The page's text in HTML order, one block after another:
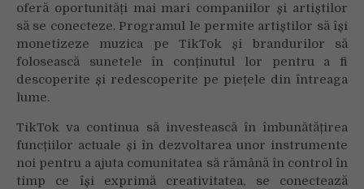
oferă oportunități mai mari companiilor și artiștilor
să se conecteze. Programul le permite artiștilor să își
monetizeze muzica pe TikTok și brandurilor să
folosească sunetele în conținutul lor pentru a fi
descoperite și redescoperite pe piețele din întreaga
lume.
TikTok va continua să investească în îmbunătățirea
funcțiilor actuale și în dezvoltarea unor instrumente
noi pentru a ajuta comunitatea să rămână în control în
timp ce își exprimă creativitatea, se conectează